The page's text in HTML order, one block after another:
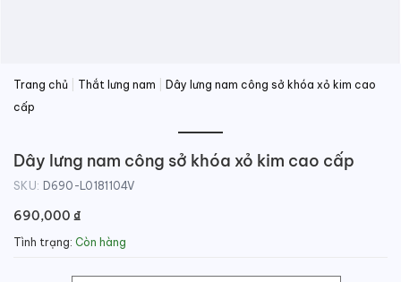
Trang chủ Thắt lưng nam
Dây lưng nam công sở khóa xỏ kim cao
cấp
Dây lưng nam công sở khóa xỏ kim cao cấp
SKU: D690-L0181104V
690,000 ₫
Tình trạng: Còn hàng